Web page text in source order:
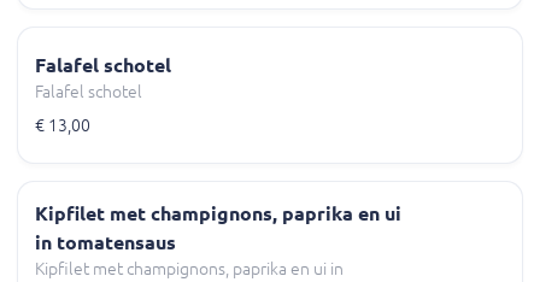
Falafel schotel
Falafel schotel
€ 13,00
Kipfilet met champignons, paprika en ui
in tomatensaus
Kipfilet met champignons, paprika en ui in